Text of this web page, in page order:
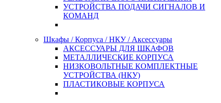
УСТРОЙСТВА ПОДАЧИ СИГНАЛОВ И
КОМАНД
Шкафы / Корпуса / НКУ / Аксессуары
АКСЕССУАРЫ ДЛЯ ШКАФОВ
МЕТАЛЛИЧЕСКИЕ КОРПУСА
НИЗКОВОЛЬТНЫЕ КОМПЛЕКТНЫЕ
УСТРОЙСТВА (НКУ)
ПЛАСТИКОВЫЕ КОРПУСА